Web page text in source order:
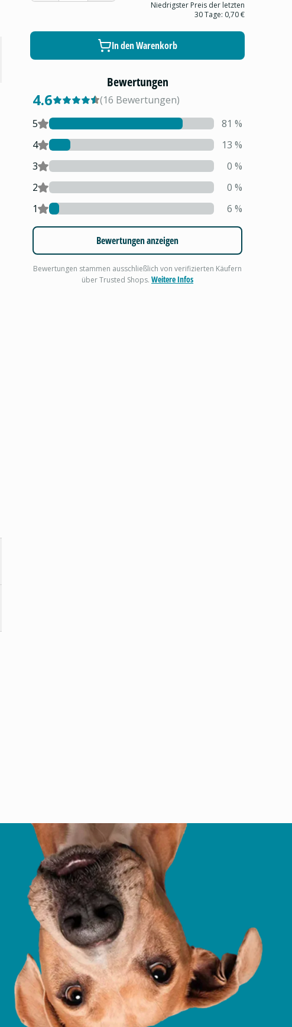
Niedrigster Preis der letzten
30 Tage: 0,70 €
In den Warenkorb
Bewertungen
4.6 (16 Bewertungen)
5
81 %
4
13 %
3
0 %
2
0 %
1
6 %
Bewertungen anzeigen
Bewertungen stammen ausschließlich von verifizierten Käufern
über Trusted Shops.Weitere Infos